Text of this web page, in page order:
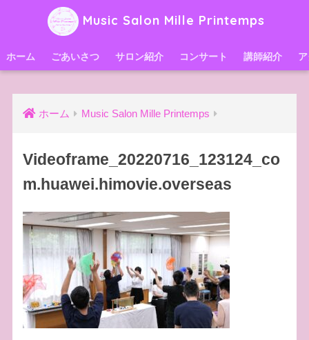
Music Salon Mille Printemps
ホーム ごあいさつ サロン紹介 コンサート 講師紹介
ホーム Music Salon Mille Printemps
Videoframe_20220716_123124_co
m.huawei.himovie.overseas